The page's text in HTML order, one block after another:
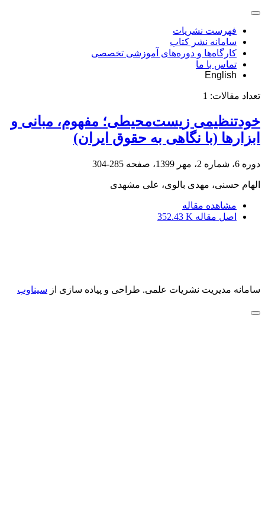
فهرست نشریات
سامانه نشر کتاب
کارگاه‌ها و دوره‌های آموزشی تخصصی
تماس با ما
English
تعداد مقالات: 1
خود‌تنظیمی زیست‌محیطی؛ مفهوم، مبانی و
ابزارها (با نگاهی به حقوق ایران)
دوره 6، شماره 2، مهر 1399، صفحه 285-304
الهام حسنی، مهدی بالوی، علی مشهدی
مشاهده مقاله
اصل مقاله 352.43 K
سامانه مدیریت نشریات علمی. طراحی و پیاده سازی از سیناوب